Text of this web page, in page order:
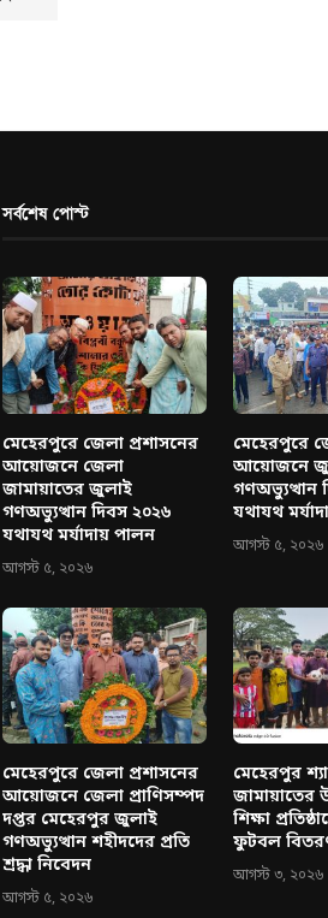
সর্বশেষ পোস্ট
মেহেরপুরে জেলা প্রশাসনের
আয়োজনে জেলা
জামায়াতের জুলাই
গণঅভ্যুত্থান দিবস ২০২৬
যথাযথ মর্যাদায় পালন
আগস্ট ৫, ২০২৬
মেহেরপুরে
আয়োজনে
গণঅভ্যুত্থান
যথাযথ
আগস্ট ৫, ২০২৬
মেহেরপুরে জেলা প্রশাসনের
আয়োজনে জেলা প্রাণিসম্পদ
দপ্তর মেহেরপুর জুলাই
গণঅভ্যুত্থান শহীদদের প্রতি
শ্রদ্ধা নিবেদন
আগস্ট ৫, ২০২৬
মেহেরপুর
জামায়াতের
শিক্ষা
ফুটবল
আগস্ট ৩, ২০২৬